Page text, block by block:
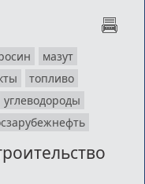
мазут
топливо
углеводороды